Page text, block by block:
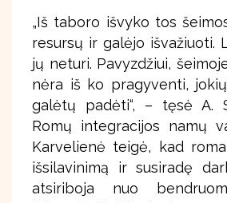
„Iš taboro išvyko tos
resursų ir galėjo išvažiuoti.
jų neturi. Pavyzdžiui,
nėra iš ko pragyventi,
galėtų padėti“, – tęsė A.
Romų integracijos namų
Karvelienė teigė, kad
išsilavinimą ir susiradę
atsiriboja nuo